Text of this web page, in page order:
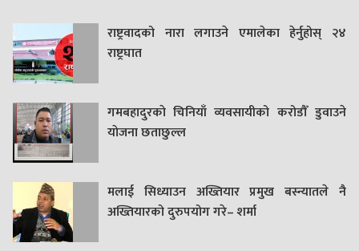
राष्ट्रवादको नारा लगाउने एमालेका हेर्नुहोस् २४
राष्ट्रघात
गमबहादुरकाे चिनियाँ व्यवसायीको करोडौँ डुवाउने
याेजना छताछुल्ल
मलाई सिध्याउन अख्तियार प्रमुख बस्न्यातले नै
अख्तियारको दुरुपयोग गरे– शर्मा